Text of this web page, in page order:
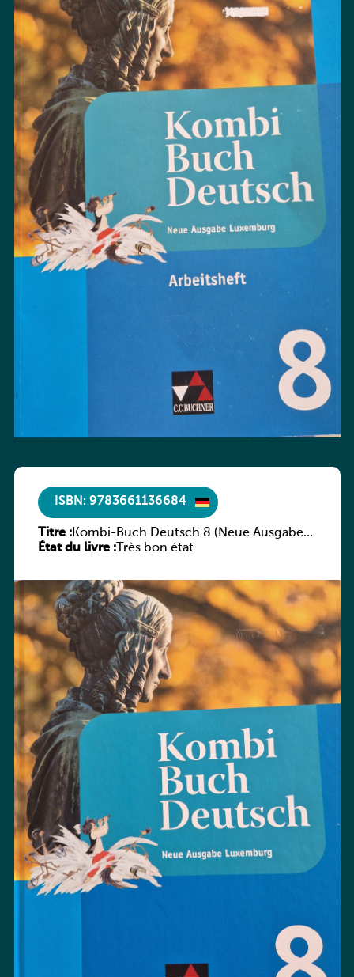
ISBN: 9783661136684
Titre :Kombi-Buch Deutsch 8 (Neue Ausgabe
Luxemburg)
État du livre :Très bon état